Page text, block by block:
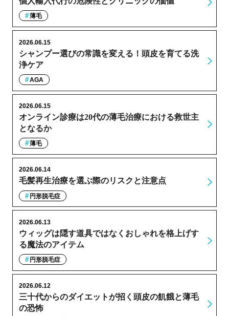
薄毛
シャンプー選びの常識を変える！頭皮を育てる洗
浄ケア
2026.06.15
AGA
オンライン診療は20代の薄毛治療における救世主
となるか
2026.06.15
薄毛
毛髪再生治療を選ぶ際のリスクと注意点
2026.06.14
円形脱毛症
ウィッグは隠す道具ではなくおしゃれを格上げす
る魔法のアイテム
2026.06.13
円形脱毛症
三十代からのダイエットが招く頭皮の飢餓と薄毛
の恐怖
2026.06.12